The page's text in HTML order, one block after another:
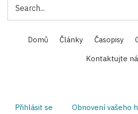
Main
navigation
Domů Články Časopisy
Kontaktujte
Přihlásit se (aktivníObnovení vašeho